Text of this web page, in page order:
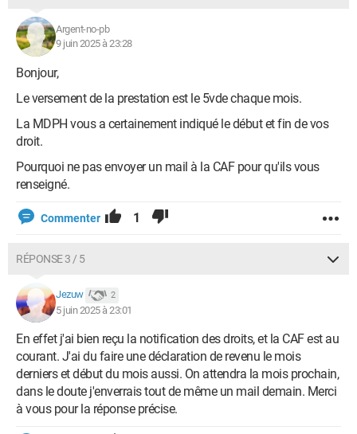
Argent-no-pb
9 juin 2025 à 23:28
Bonjour,
Le versement de la prestation est le 5vde chaque mois.
La MDPH vous a certainement indiqué le début et fin de vos
droit.
Pourquoi ne pas envoyer un mail à la CAF pour qu'ils vous
renseigné.
Commenter 1
RÉPONSE 3 / 5
Jezuw 2
5 juin 2025 à 23:01
En effet j'ai bien reçu la notification des droits, et la CAF est au
courant. J'ai du faire une déclaration de revenu le mois
derniers et début du mois aussi. On attendra la mois prochain,
dans le doute j'enverrais tout de même un mail demain. Merci
à vous pour la réponse précise.